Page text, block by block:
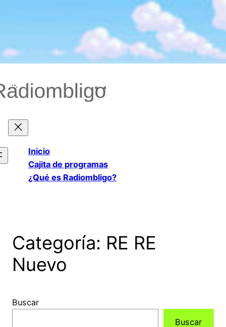
Inicio
Cajita de programas
¿Qué es Radiombligo?
Categoría: RE RE
Nuevo
Buscar
Buscar